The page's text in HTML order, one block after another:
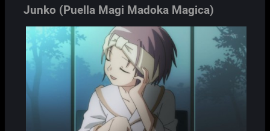
Junko (Puella Magi Madoka Magica)